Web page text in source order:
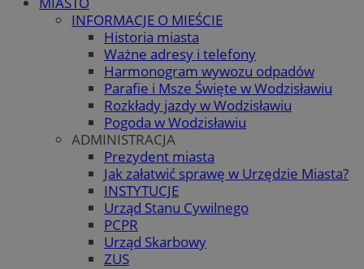
INFORMACJE O MIEŚCIE
Historia miasta
Ważne adresy i telefony
Harmonogram wywozu odpadów
Parafie i Msze Święte w Wodzisławiu
Rozkłady jazdy w Wodzisławiu
Pogoda w Wodzisławiu
ADMINISTRACJA
Prezydent miasta
Jak załatwić sprawę w Urzędzie Miasta?
INSTYTUCJE
Urząd Stanu Cywilnego
PCPR
Urząd Skarbowy
ZUS